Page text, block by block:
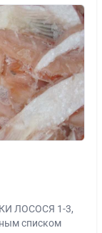
ЛОСОСЯ 1-3,
списком